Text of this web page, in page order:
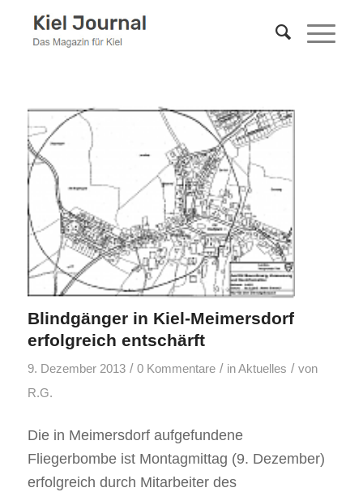
Blindgänger in Kiel-Meimersdorf
erfolgreich entschärft
9. Dezember 2013 / 0 Kommentare / inAktuelles / von
R.G.
Die in Meimersdorf aufgefundene
Fliegerbombe ist Montagmittag (9. Dezember)
erfolgreich durch Mitarbeiter des